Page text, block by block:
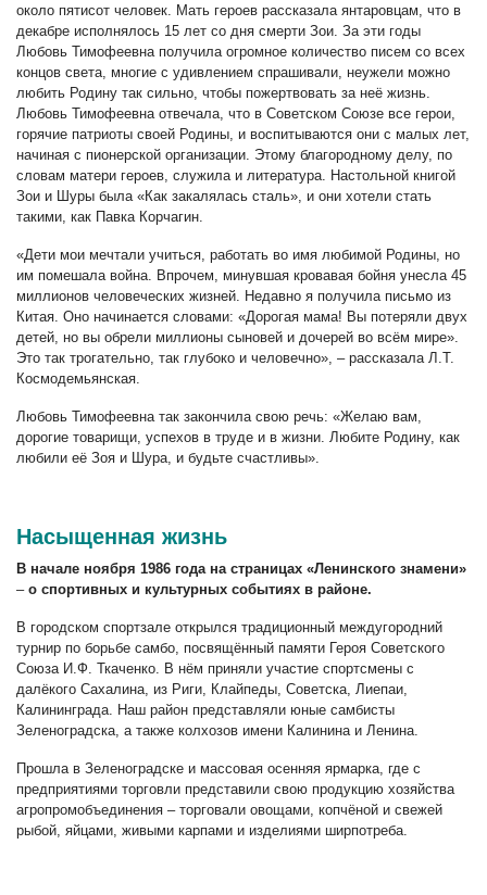
около пятисот человек. Мать героев рассказала янтаровцам, что в
декабре исполнялось 15 лет со дня смерти Зои. За эти годы
Любовь Тимофеевна получила огромное количество писем со всех
концов света, многие с удивлением спрашивали, неужели можно
любить Родину так сильно, чтобы пожертвовать за неё жизнь.
Любовь Тимофеевна отвечала, что в Советском Союзе все герои,
горячие патриоты своей Родины, и воспитываются они с малых лет,
начиная с пионерской организации. Этому благородному делу, по
словам матери героев, служила и литература. Настольной книгой
Зои и Шуры была «Как закалялась сталь», и они хотели стать
такими, как Павка Корчагин.
«Дети мои мечтали учиться, работать во имя любимой Родины, но
им помешала война. Впрочем, минувшая кровавая бойня унесла 45
миллионов человеческих жизней. Недавно я получила письмо из
Китая. Оно начинается словами: «Дорогая мама! Вы потеряли двух
детей, но вы обрели миллионы сыновей и дочерей во всём мире».
Это так трогательно, так глубоко и человечно», – рассказала Л.Т.
Космодемьянская.
Любовь Тимофеевна так закончила свою речь: «Желаю вам,
дорогие товарищи, успехов в труде и в жизни. Любите Родину, как
любили её Зоя и Шура, и будьте счастливы».
Насыщенная жизнь
В начале ноября 1986 года на страницах «Ленинского знамени»
–о спортивных и культурных событиях в районе.
В городском спортзале открылся традиционный междугородний
турнир по борьбе самбо, посвящённый памяти Героя Советского
Союза И.Ф. Ткаченко. В нём приняли участие спортсмены с
далёкого Сахалина, из Риги, Клайпеды, Советска, Лиепаи,
Калининграда. Наш район представляли юные самбисты
Зеленоградска, а также колхозов имени Калинина и Ленина.
Прошла в Зеленоградске и массовая осенняя ярмарка, где с
предприятиями торговли представили свою продукцию хозяйства
агропромобъединения – торговали овощами, копчёной и свежей
рыбой, яйцами, живыми карпами и изделиями ширпотреба.